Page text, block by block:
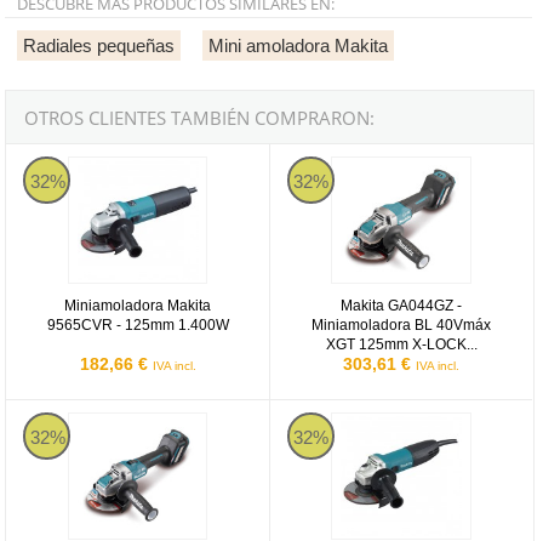
Radiales pequeñas Mini amoladora Makita
OTROS CLIENTES TAMBIÉN COMPRARON:
32%
Miniamoladora Makita
9565CVR - 125mm 1.400W
182,66 € IVA incl.
Miniamoladora Makita 9565CVR - 125mm 1.400W
32%
Makita GA044GZ -
Miniamoladora BL 40Vmáx
XGT 125mm X-LOCK...
303,61 € IVA incl.
Makita GA044GZ
32%
Makita GA041GZ
32%
Miniamoladora Makita GA5030R